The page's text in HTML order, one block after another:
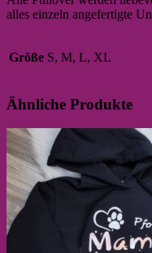
alles einzeln angefertigte
Größe S, M, L, XL
Ähnliche Produkte